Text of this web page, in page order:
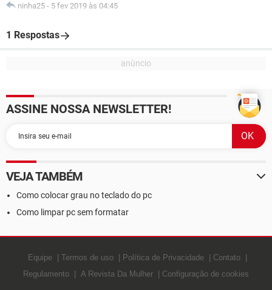
ninha25 - 5 fev 2019 às 04:45
1 Respostas
ASSINE NOSSA NEWSLETTER!
VEJA TAMBÉM
Como colocar grau no teclado do pc
Como limpar pc sem formatar
Equipe Termos de uso Política de Privacidade
Contato
Regulamento
A Revista Da Mulher Configuração de cookies